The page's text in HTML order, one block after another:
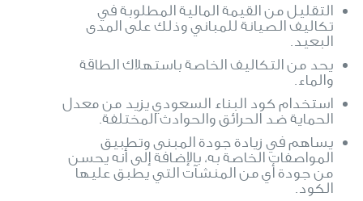
التقليل من القيمة المالية المطلوبة في
تكاليف الصيانة للمباني وذلك على المدى
البعيد.
يحد من التكاليف الخاصة باستهلاك الطاقة
والماء.
استخدام كود البناء السعودي يزيد من معدل
الحماية ضد الحرائق والحوادث المختلفة.
يساهم في زيادة جودة المبنى وتطبيق
المواصفات الخاصة به، بالإضافة إلى أنه يحسن
من جودة أي من المنشآت التي يطبق عليها
الكود.